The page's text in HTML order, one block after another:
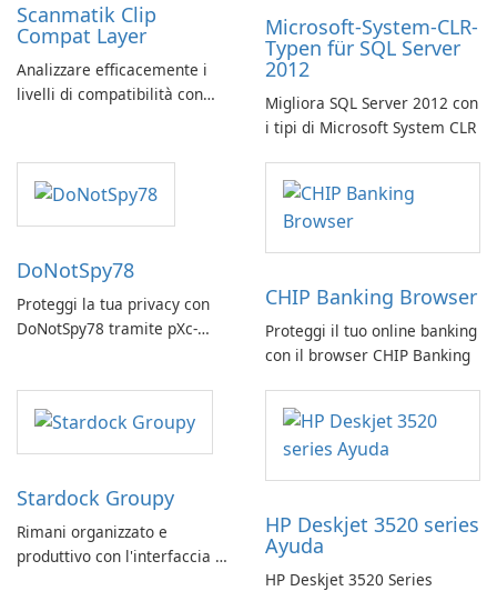
Scanmatik Clip
Compat Layer
Analizzare efficacemente i
livelli di compatibilità con
Microsoft-System-CLR-
Typen für SQL Server
2012
Migliora SQL Server 2012 con
i tipi di Microsoft System CLR
DoNotSpy78
Proteggi la tua privacy con
DoNotSpy78 tramite pXc-
CHIP Banking Browser
Proteggi il tuo online banking
con il browser CHIP Banking
Stardock Groupy
Rimani organizzato e
produttivo con l'interfaccia a
HP Deskjet 3520 series
Ayuda
HP Deskjet 3520 Series